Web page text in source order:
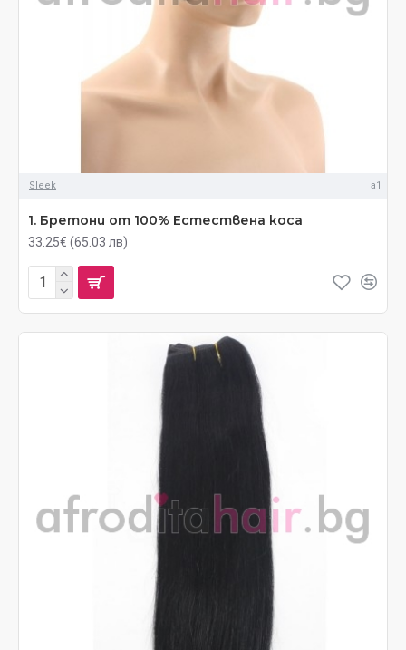
Sleek a1
1. Бретони от 100% Естествена коса
33.25€ (65.03 лв)